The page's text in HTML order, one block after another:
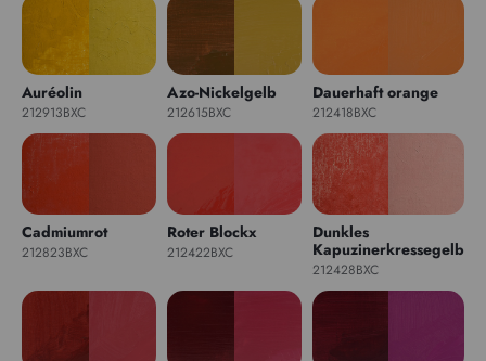
Auréolin
212913BXC
Azo-Nickelgelb
212615BXC
Dauerhaft orange
212418BXC
Cadmiumrot
212823BXC
Roter Blockx
212422BXC
Dunkles
Kapuzinerkressegelb
212428BXC